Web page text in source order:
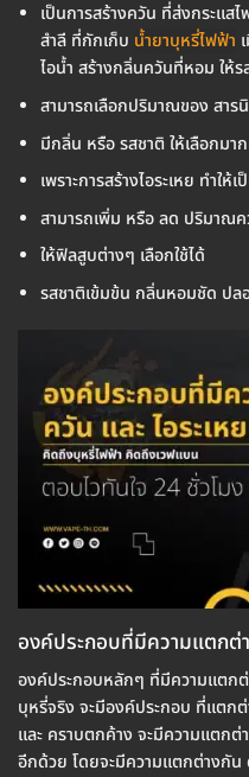
เป็นการสร้างควัน ที่ส่งกระแส
สำลี ที่กักเก็บ น้ำยาบุหรี่ไฟฟ้า
ไอน้ำ สร้างกลิ่นควันที่หอม ให้ร
สามารถเลือกปริมาณของ สาร
มีกลิ่น หรือ รสชาติ ให้เลือกมา
เพราะการสร้างไอระเหย ทำใ
สามารถเพิ่ม หรือ ลด ปริมาณค
ให้ฟิลสูบต่างๆ เลือกใช้ได้
รสชาติเข้มข้น กลิ่นหอมชัด ป
องค์ประกอบที่มีความแตกต่า
องค์ประกอบหลักๆ ที่มีความแตก
บุหรี่จริง จะมีองค์ประกอบ ที่แตก
และ คราบตกค้าง จะมีความแตก
อีกด้วย โดยจะมีความแตกต่างกัน